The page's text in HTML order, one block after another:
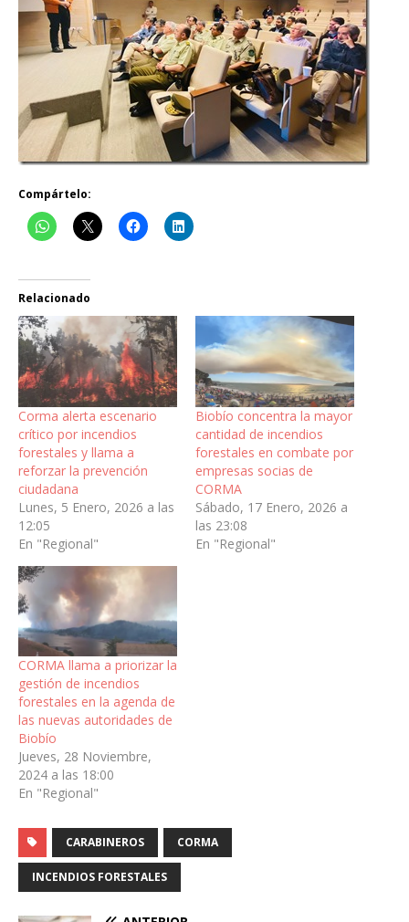
Compártelo:
Relacionado
Corma alerta escenario
crítico por incendios
forestales y llama a
reforzar la prevención
ciudadana
Lunes, 5 Enero, 2026 a las
12:05
En "Regional"
Biobío concentra la mayor
cantidad de incendios
forestales en combate por
empresas socias de
CORMA
Sábado, 17 Enero, 2026 a
las 23:08
En "Regional"
CORMA llama a priorizar la
gestión de incendios
forestales en la agenda de
las nuevas autoridades de
Biobío
Jueves, 28 Noviembre,
2024 a las 18:00
En "Regional"
CARABINEROS CORMA
INCENDIOS FORESTALES